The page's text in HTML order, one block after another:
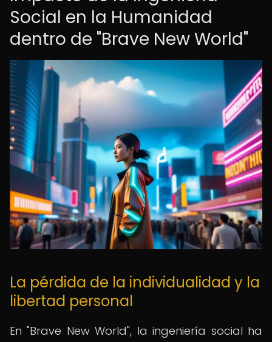
Social en la Humanidad
dentro de "Brave New World"
La pérdida de la individualidad y la
libertad personal
En "Brave New World", la ingeniería social ha